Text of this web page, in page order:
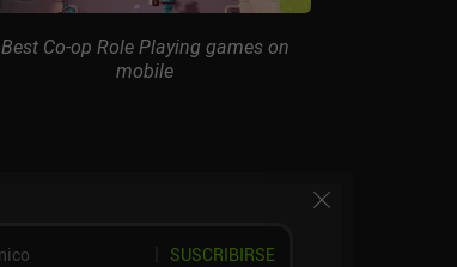
Best Co-op Role Playing games on
mobile
SUSCRIBIRSE